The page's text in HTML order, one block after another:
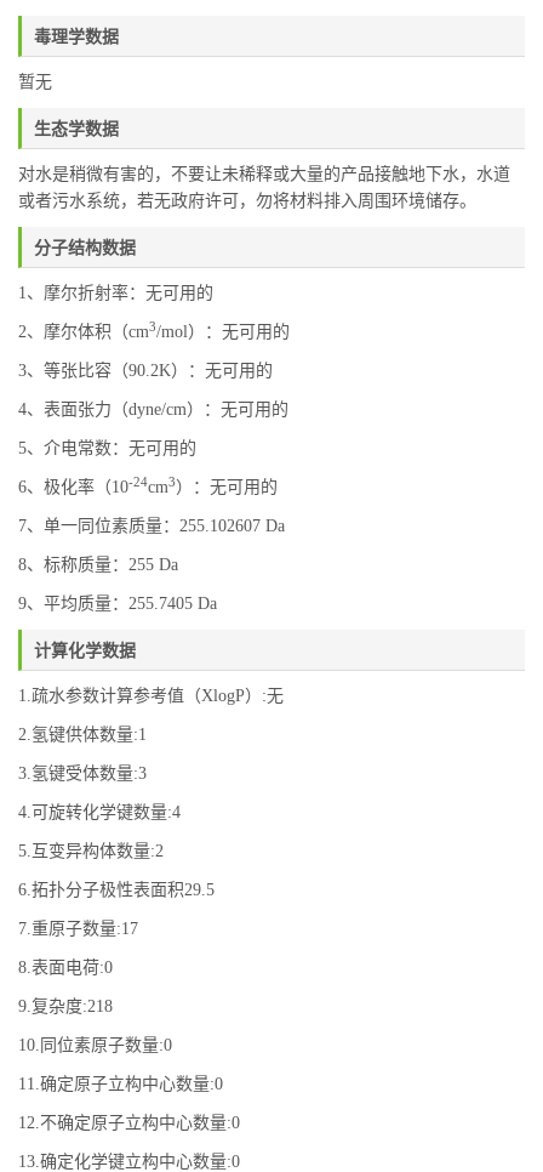
毒理学数据
暂无
生态学数据
对水是稍微有害的，不要让未稀释或大量的产品接触地下水，水道
或者污水系统，若无政府许可，勿将材料排入周围环境储存。
分子结构数据
1、摩尔折射率：无可用的
2、摩尔体积（cm3/mol）：无可用的
3、等张比容（90.2K）：无可用的
4、表面张力（dyne/cm）：无可用的
5、介电常数：无可用的
6、极化率（10-24cm3）：无可用的
7、单一同位素质量：255.102607 Da
8、标称质量：255 Da
9、平均质量：255.7405 Da
计算化学数据
1.疏水参数计算参考值（XlogP）:无
2.氢键供体数量:1
3.氢键受体数量:3
4.可旋转化学键数量:4
5.互变异构体数量:2
6.拓扑分子极性表面积29.5
7.重原子数量:17
8.表面电荷:0
9.复杂度:218
10.同位素原子数量:0
11.确定原子立构中心数量:0
12.不确定原子立构中心数量:0
13.确定化学键立构中心数量:0